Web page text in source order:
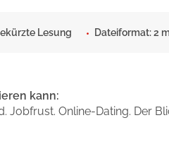
Lesung Dateiformat: 2
kann:
Jobfrust. Online-Dating. Der